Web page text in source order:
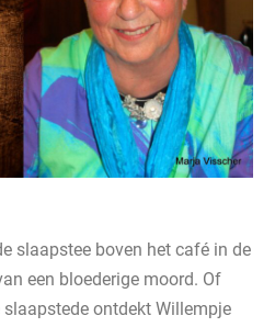
slaapstee boven het café in de
een bloederige moord. Of
ontdekt Willempje